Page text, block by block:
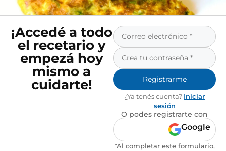
¡Accedé a todo
el recetario y
empezá hoy
mismo a
cuidarte!
Registrarme
¿Ya tenés cuenta? Iniciar
sesión
O podes registrarte con
Google
*Al completar este formulario,